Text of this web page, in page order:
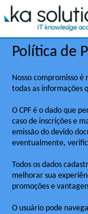
(11) 5091-1616
Política de
Nosso compromisso
todas as informações
O CPF é o dado que
caso de inscrições e
emissão do devido
eventualmente,
Todos os dados
melhorar sua
promoções e
O usuário pode